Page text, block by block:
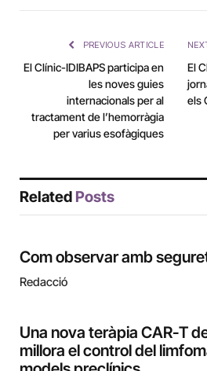
PREVIOUS ARTICLE
El Clínic-IDIBAPS participa en
les noves guies
internacionals per al
tractament de l’hemorràgia
per varius esofàgiques
El
els
Related Posts
Com observar amb
Redacció
Una nova teràpia CAR-T
millora el control del